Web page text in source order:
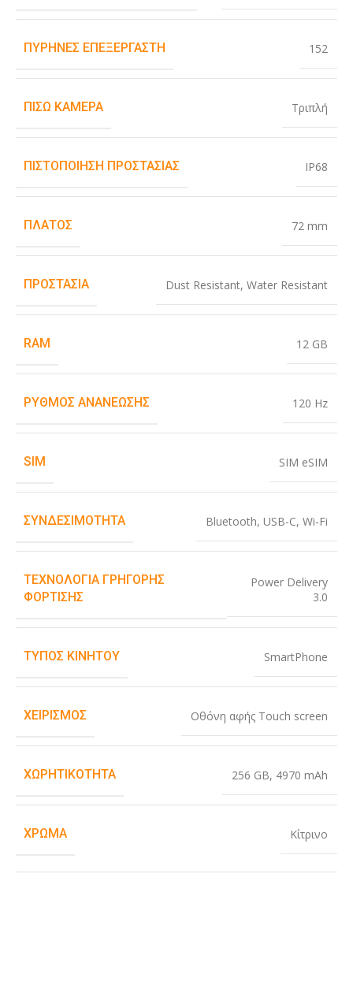
ΠΥΡΉΝΕΣ ΕΠΕΞΕΡΓΑΣΤΉ 152
ΠΊΣΩ ΚΆΜΕΡΑ Τριπλή
ΠΙΣΤΟΠΟΊΗΣΗ ΠΡΟΣΤΑΣΊΑΣ IP68
ΠΛΆΤΟΣ 72 mm
ΠΡΟΣΤΑΣΊΑ Dust Resistant, Water Resistant
RAM 12 GB
ΡΥΘΜΌΣ ΑΝΑΝΈΩΣΗΣ 120 Hz
SIM SIM eSIM
ΣΥΝΔΕΣΙΜΌΤΗΤΑ Bluetooth, USB-C, Wi-Fi
ΤΕΧΝΟΛΟΓΊΑ ΓΡΉΓΟΡΗΣ
ΦΌΡΤΙΣΗΣ
Power Delivery
3.0
ΤΎΠΟΣ ΚΙΝΗΤΟΎ SmartPhone
ΧΕΙΡΙΣΜΌΣ Οθόνη αφής Touch screen
ΧΩΡΗΤΙΚΌΤΗΤΑ 256 GB, 4970 mAh
ΧΡΏΜΑ Κίτρινο